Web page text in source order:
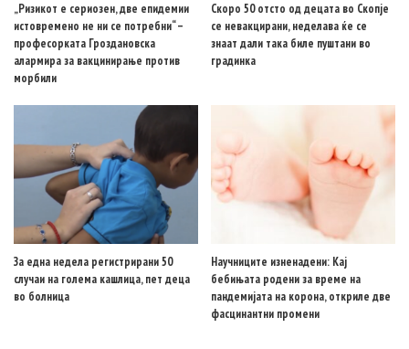
„Ризикот е сериозен, две епидемии
истовремено не ни се потребни“ –
професорката Гроздановска
алармира за вакцинирање против
морбили
Скоро 50 отсто од децата во Скопје
се невакцирани, неделава ќе се
знаат дали така биле пуштани во
градинка
За една недела регистрирани 50
случаи на голема кашлица, пет деца
во болница
Научниците изненадени: Кај
бебињата родени за време на
пандемијата на корона, откриле две
фасцинантни промени